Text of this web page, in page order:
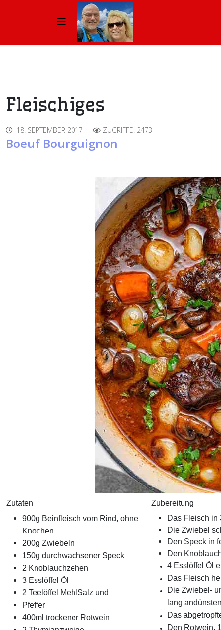
Fleischiges
18. SEPTEMBER 2017 ZUGRIFFE: 2473
Boeuf Bourguignon
Zutaten
900g Beinfleisch vom Rind, ohne
Knochen
200g Zwiebeln
150g durchwachsener Speck
2 Knoblauchzehen
3 Esslöffel Öl
2 Teelöffel MehlSalz und
Pfeffer
400ml trockener Rotwein
Zubereitung
Das Fleisch in
Die Zwiebel
Den Speck in
Den
4 Esslöffel Öl
Das Fleisch
Die Zwiebel-
lang andünsten
Das
Den Rotwein,